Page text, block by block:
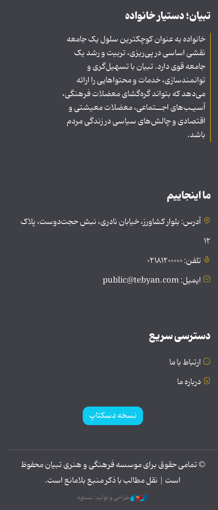
تبیان؛ دستیار خانواده
خانواده به عنوان کوچکترین سلول یک جامعه
نقشی اساسی در پی‌ریزی، تربیت و رشد یک
جامعه قوی دارد. تبیان با تسهیل‌گری و
توانمندسازی، خدمات و محتواهایی را ارائه
می‌دهد که بتواند گره‌گشای معضلات فرهنگی،
آسیـب‌های اجــتماعی، معضلات معیشتی و
اقتصادی و چالش‌های سیاسی در زندگی مردم
باشد.
ما اینجاییم
آدرس: بلوار کشاورز، خیابان نادری، نبش حجت‌دوست، پلاک
۱۲
تلفن: ۰۲۱۸۱۲۰۰۰۰۰
ایمیل: public@tebyan.com
دسترسی سریع
ارتباط با ما
درباره ما
نسخه دسکتاپ
© تمامی حقوق برای موسسه فرهنگی و هنری تبیان محفوظ
است | نقل مطالب با ذکر منبع بلامانع است.
طراحی و تولید: نستوه